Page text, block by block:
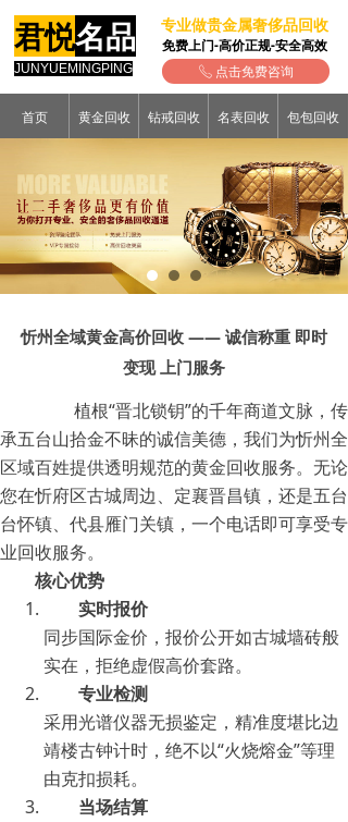
专业做贵金属奢侈品回收
免费上门-高价正规-安全高效
君悦名品
JUNYUEMINGPING ꂅ 点击免费咨询
首页 黄金回收 钻戒回收 名表回收 包包回收
忻州全域黄金高价回收 —— 诚信称重 即时
变现 上门服务
植根“晋北锁钥”的千年商道文脉，传
承五台山拾金不昧的诚信美德，我们为忻州全
区域百姓提供透明规范的黄金回收服务。无论
您在忻府区古城周边、定襄晋昌镇，还是五台
台怀镇、代县雁门关镇，一个电话即可享受专
业回收服务。
核心优势
实时报价
同步国际金价，报价公开如古城墙砖般
实在，拒绝虚假高价套路。
专业检测
采用光谱仪器无损鉴定，精准度堪比边
靖楼古钟计时，绝不以“火烧熔金”等理
由克扣损耗。
当场结算